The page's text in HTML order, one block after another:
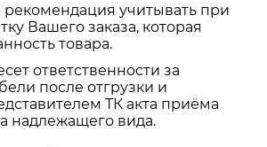
рекомендация учитывать при
Вашего заказа, которая
товара.
ответственности за
после отгрузки и
ТК акта приёма
надлежащего вида.